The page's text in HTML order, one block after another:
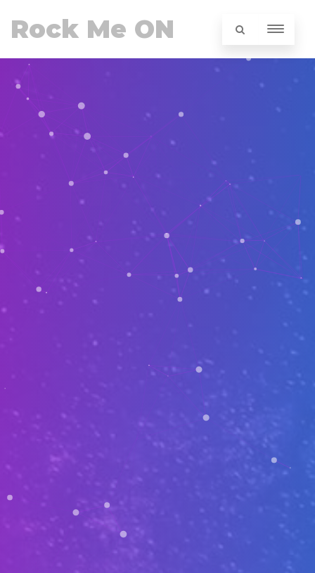
Rock Me ON